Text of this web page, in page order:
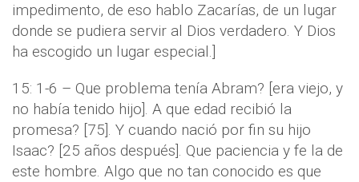
impedimento, de eso hablo Zacarías, de un lugar
donde se pudiera servir al Dios verdadero. Y Dios
ha escogido un lugar especial.]
15: 1-6 – Que problema tenía Abram? [era viejo, y
no había tenido hijo]. A que edad recibió la
promesa? [75]. Y cuando nació por fin su hijo
Isaac? [25 años después]. Que paciencia y fe la de
este hombre. Algo que no tan conocido es que